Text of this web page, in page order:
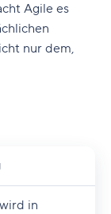
Agile es
nur dem,
in